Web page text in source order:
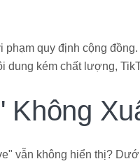
quy định cộng
kém chất lượng,
Không
vẫn không hiển thị?